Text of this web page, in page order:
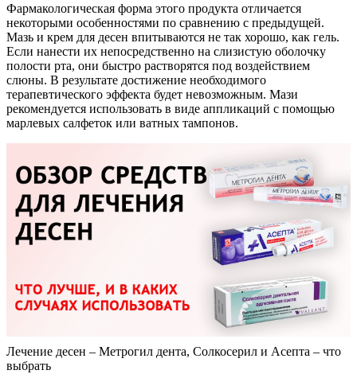
Фармакологическая форма этого продукта отличается
некоторыми особенностями по сравнению с предыдущей.
Мазь и крем для десен впитываются не так хорошо, как гель.
Если нанести их непосредственно на слизистую оболочку
полости рта, они быстро растворятся под воздействием
слюны. В результате достижение необходимого
терапевтического эффекта будет невозможным. Мази
рекомендуется использовать в виде аппликаций с помощью
марлевых салфеток или ватных тампонов.
Лечение десен – Метрогил дента, Солкосерил и Асепта – что
выбрать